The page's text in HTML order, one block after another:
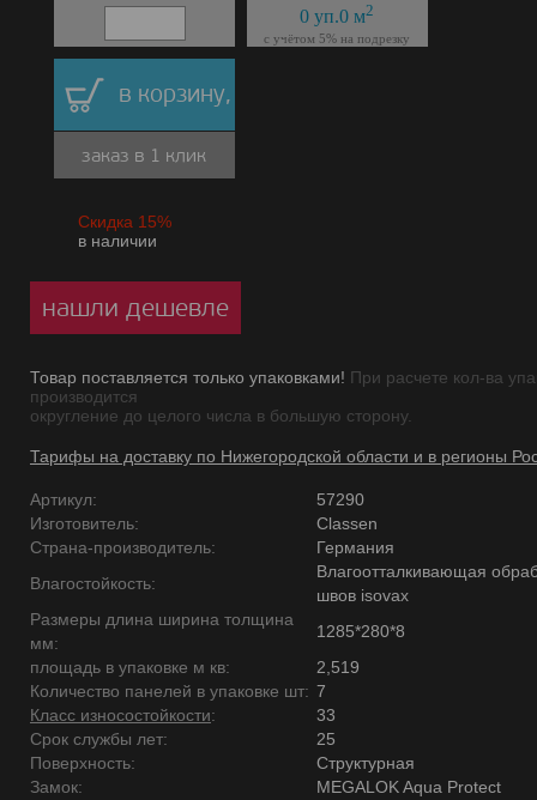
0 уп.0 м2
с учётом 5% на подрезку
в корзину,
заказ в 1 клик
Скидка 15%
в наличии
нашли дешевле
Товар поставляется только упаковками! При расчете кол-ва
производится
округление до целого числа в большую сторону.
Тарифы на доставку по Нижегородской области и в регионы
Артикул:
57290
Изготовитель:
Classen
Страна-производитель:
Германия
Влагостойкость:
Влагоотталкивающая
швов isovax
Размеры длина ширина толщина
мм:
1285*280*8
площадь в упаковке м кв:
2,519
Количество панелей в упаковке шт: 7
Класс износостойкости:
33
Срок службы лет:
25
Поверхность:
Структурная
Замок:
MEGALOK Aqua Protect